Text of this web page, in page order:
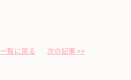
一覧に戻る 次の記事 >>